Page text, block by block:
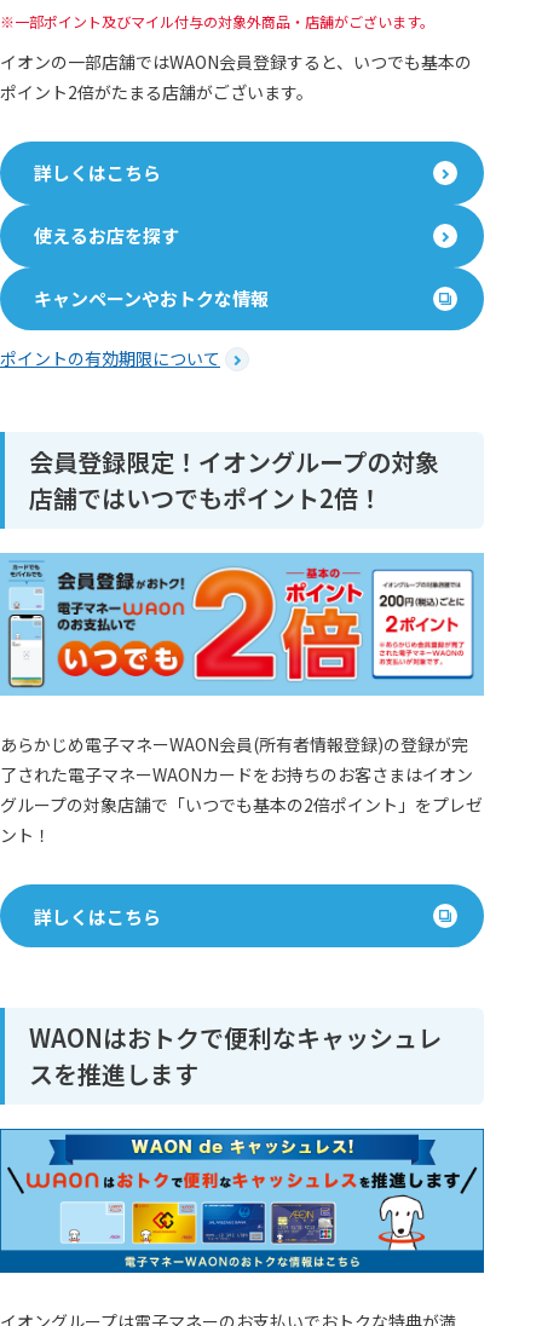
一部ポイント及びマイル付与の対象外商品・店舗がございます。
イオンの一部店舗ではWAON会員登録すると、いつでも基本の
ポイント2倍がたまる店舗がございます。
詳しくはこちら
使えるお店を探す
キャンペーンやおトクな情報
ポイントの有効期限について
会員登録限定！イオングループの対象
店舗ではいつでもポイント2倍！
あらかじめ電子マネーWAON会員(所有者情報登録)の登録が完
了された電子マネーWAONカードをお持ちのお客さまはイオン
グループの対象店舗で「いつでも基本の2倍ポイント」をプレゼ
ント！
詳しくはこちら
WAONはおトクで便利なキャッシュレ
スを推進します
イオングループは電子マネーのお支払いでおトクな特典が満